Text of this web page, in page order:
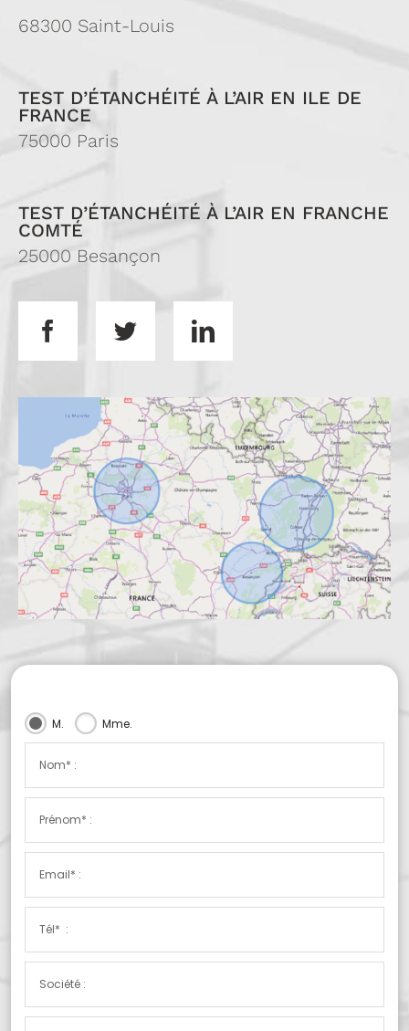
68300 Saint-Louis
TEST D’ÉTANCHÉITÉ À L’AIR EN ILE DE
FRANCE
75000 Paris
TEST D’ÉTANCHÉITÉ À L’AIR EN FRANCHE
COMTÉ
25000 Besançon
M. Mme.